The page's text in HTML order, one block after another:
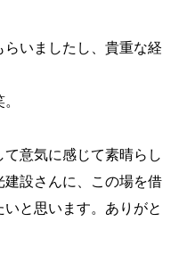
いましたし、貴重な経
意気に感じて素晴らし
設さんに、この場を借
と思います。ありがと